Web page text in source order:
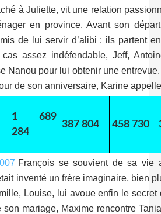
à Juliette, vit une relation
en province. Avant son
de lui servir d’alibi : ils partent
assez indéfendable, Jeff,
Nanou pour lui obtenir une
de son anniversaire, Karine
1 689
284
387 804 458 730
François se souvient de sa vie
inventé un frère imaginaire, bien
Louise, lui avoue enfin le
mariage, Maxime rencontre